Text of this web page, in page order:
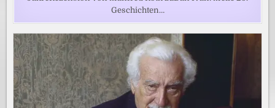
Geschichten…